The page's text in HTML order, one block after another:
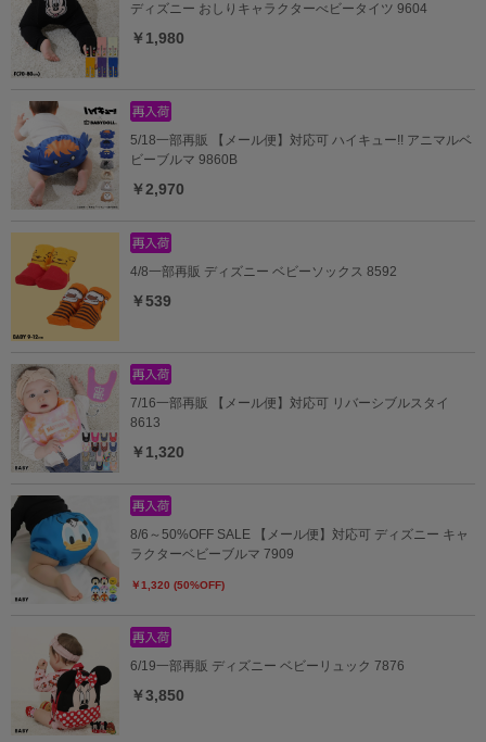
ディズニー おしりキャラクターべビータイツ 9604
￥1,980
5/18一部再販 【メール便】対応可 ハイキュー!! アニマルベ
ビーブルマ 9860B
￥2,970
4/8一部再販 ディズニー ベビーソックス 8592
￥539
7/16一部再販 【メール便】対応可 リバーシブルスタイ
8613
￥1,320
8/6～50%OFF SALE 【メール便】対応可 ディズニー キャ
ラクターベビーブルマ 7909
￥1,320 (50%OFF)
6/19一部再販 ディズニー ベビーリュック 7876
￥3,850